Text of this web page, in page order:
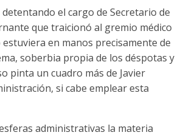
el cargo de Secretario de
que traicionó al gremio médico
en manos precisamente de
soberbia propia de los déspotas y
pinta un cuadro más de Javier
si cabe emplear esta
administrativas la materia